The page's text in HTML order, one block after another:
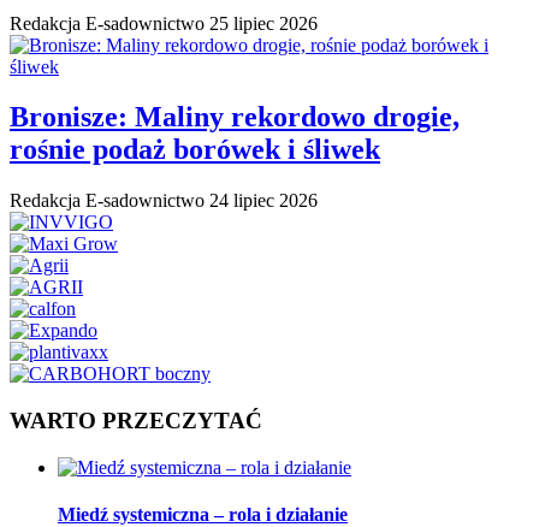
Redakcja E-sadownictwo 25 lipiec 2026
Bronisze: Maliny rekordowo drogie,
rośnie podaż borówek i śliwek
Redakcja E-sadownictwo 24 lipiec 2026
WARTO PRZECZYTAĆ
Miedź systemiczna – rola i działanie